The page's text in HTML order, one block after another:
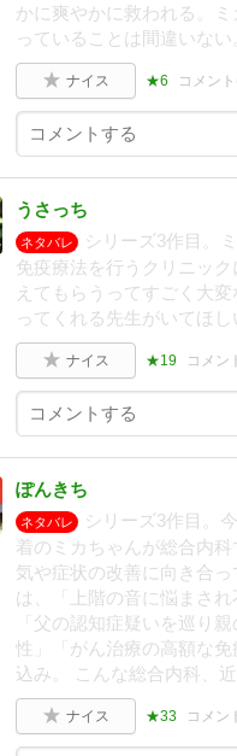
かに爽やかに救われる。
っていることは間違いな
ナイス ★6 コメン
うさっち
ネタバレ
シリーズ3作目。
免疫療法を行うクリニッ
えてもらうってすごく大
ってくれる先生がいてほし
ナイス ★19 コメン
ぽんきち
ネタバレ
シリーズ3作目。
着のミカちゃんが総合内
気や症状の改善に向き合
は、「上階の音に悩まさ
「父の認知症疑いを巡り
性」「がん治療の高額な
込み。 こんな総合内科、
ナイス ★33 コメン